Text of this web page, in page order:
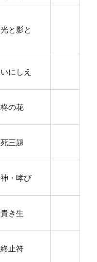
光と影と
いにしえ
柊の花
死三題
神・哮び
貴き生
終止符